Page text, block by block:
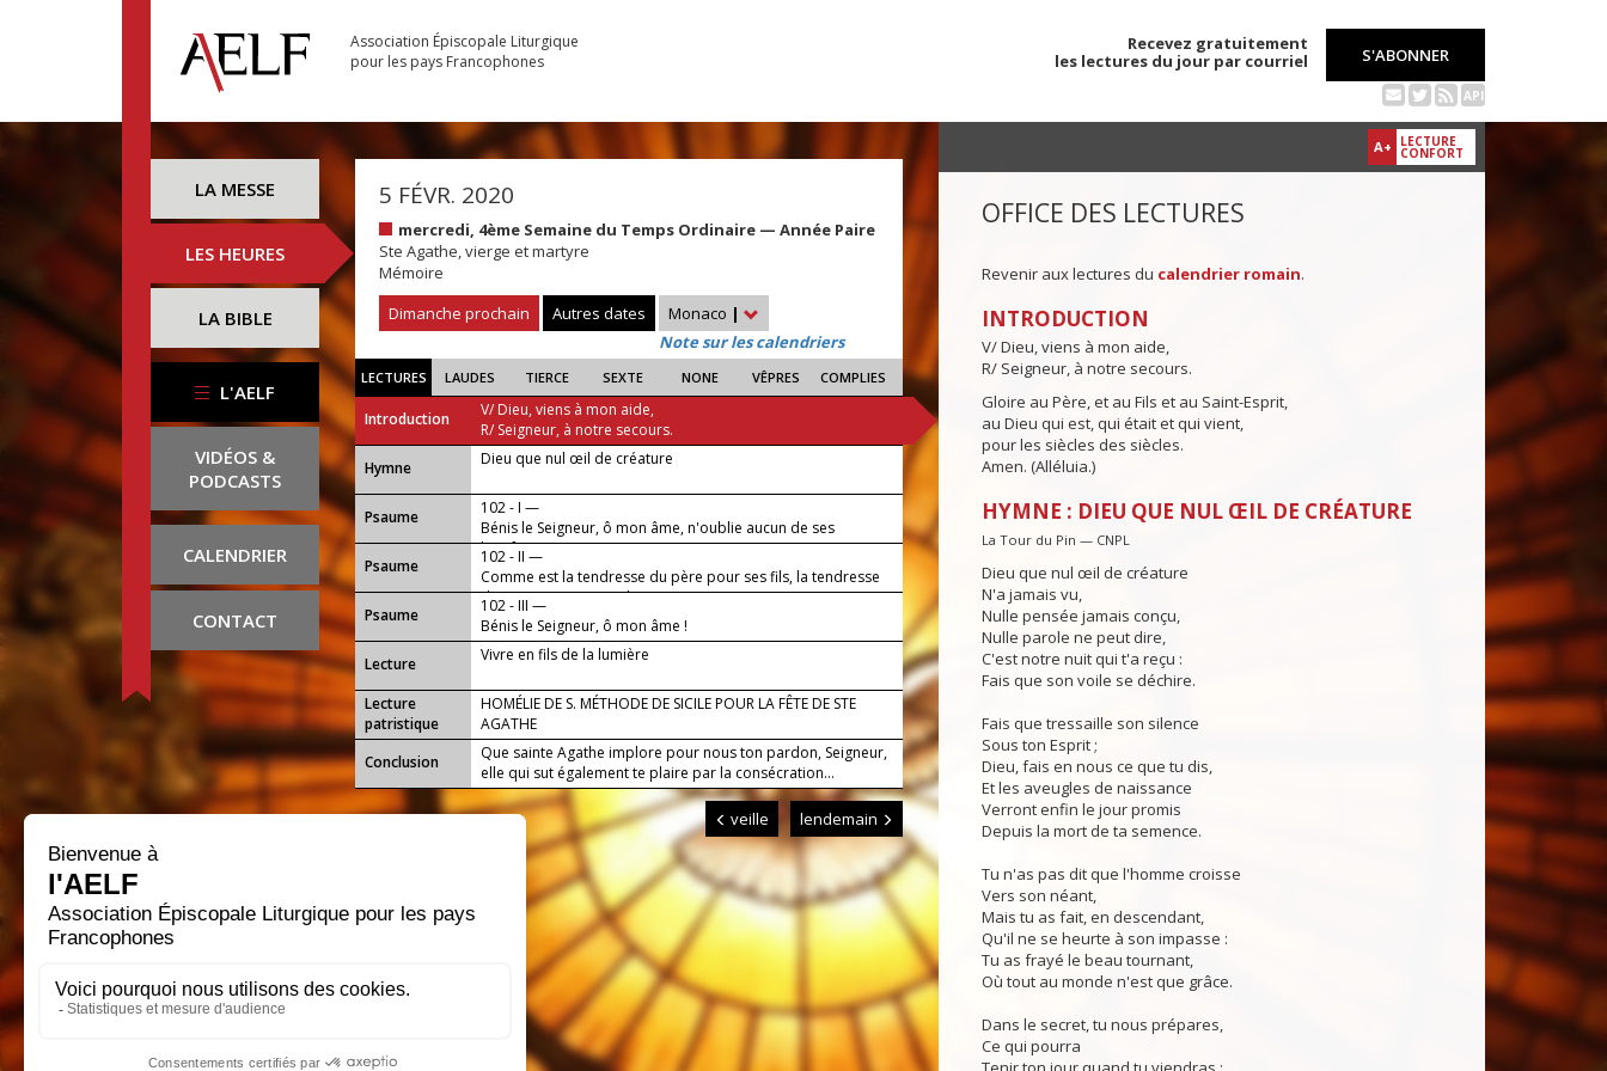
Association Épiscopale Liturgique
pour les pays Francophones
Recevez gratuitement
les lectures du jour par courriel
S'ABONNER
API
LA MESSE
LES HEURES
LA BIBLE
L'AELF
VIDÉOS &
PODCASTS
CALENDRIER
CONTACT
5 FÉVR. 2020
mercredi, 4ème Semaine du Temps Ordinaire — Année Paire
Ste Agathe, vierge et martyre
Mémoire
Dimanche prochain
Autres dates Monaco |
Note sur les calendriers
LECTURES LAUDES TIERCE SEXTE NONE VÊPRES COMPLIES
Introduction
V/ Dieu, viens à mon aide,
R/ Seigneur, à notre secours.
...
Hymne Dieu que nul œil de créature
Psaume
102 - I —
Bénis le Seigneur, ô mon âme, n'oublie aucun de ses
bienfaits.
Psaume
102 - II —
Comme est la tendresse du père pour ses fils, la tendresse
du Seigneur pour qui le craint.
Psaume
102 - III —
Bénis le Seigneur, ô mon âme !
Lecture
Vivre en fils de la lumière
Lecture
patristique
HOMÉLIE DE S. MÉTHODE DE SICILE POUR LA FÊTE DE STE
AGATHE
Conclusion
Que sainte Agathe implore pour nous ton pardon, Seigneur,
elle qui sut également te plaire par la consécration...
veille lendemain
A+ LECTURE
CONFORT
OFFICE DES LECTURES
Revenir aux lectures du calendrier romain.
INTRODUCTION
V/ Dieu, viens à mon aide,
R/ Seigneur, à notre secours.
Gloire au Père, et au Fils et au Saint-Esprit,
au Dieu qui est, qui était et qui vient,
pour les siècles des siècles.
Amen. (Alléluia.)
HYMNE : DIEU QUE NUL ŒIL DE CRÉATURE
La Tour du Pin — CNPL
Dieu que nul œil de créature
N'a jamais vu,
Nulle pensée jamais conçu,
Nulle parole ne peut dire,
C'est notre nuit qui t'a reçu :
Fais que son voile se déchire.
Fais que tressaille son silence
Sous ton Esprit ;
Dieu, fais en nous ce que tu dis,
Et les aveugles de naissance
Verront enfin le jour promis
Depuis la mort de ta semence.
Tu n'as pas dit que l'homme croisse
Vers son néant,
Mais tu as fait, en descendant,
Qu'il ne se heurte à son impasse :
Tu as frayé le beau tournant,
Où tout au monde n'est que grâce.
Dans le secret, tu nous prépares,
Ce qui pourra